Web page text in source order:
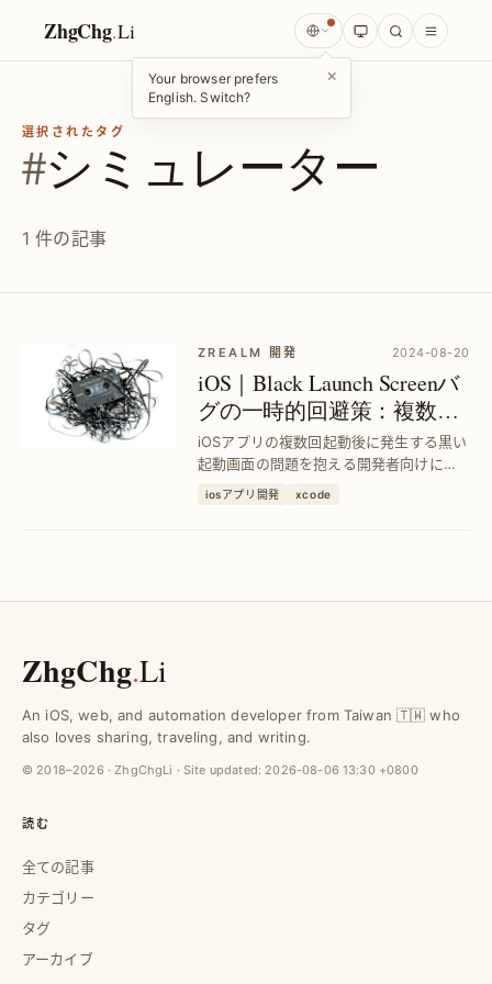
ZhgChg.Li
Your browser prefers
English. Switch?
×
選択されたタグ
#シミュレーター
1 件の記事
ZREALM 開発 2024-08-20
iOS｜Black Launch Screenバ
グの一時的回避策：複数起
動後の問題を即解決
iOSアプリの複数回起動後に発生する黒い
起動画面の問題を抱える開発者向けに、
XCodeでのビルド＆実行時の黒画面を一
iosアプリ開発 xcode
ZhgChg.Li
An iOS, web, and automation developer from Taiwan 🇹🇼 who
also loves sharing, traveling, and writing.
© 2018–2026 · ZhgChgLi · Site updated: 2026-08-06 13:30 +0800
読む
全ての記事
カテゴリー
タグ
アーカイブ